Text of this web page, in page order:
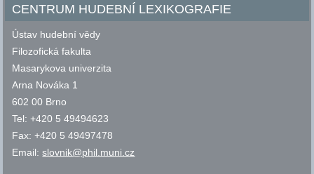
CENTRUM HUDEBNÍ LEXIKOGRAFIE
Ústav hudební vědy
Filozofická fakulta
Masarykova univerzita
Arna Nováka 1
602 00 Brno
Tel: +420 5 49494623
Fax: +420 5 49497478
Email:slovnik@phil.muni.cz